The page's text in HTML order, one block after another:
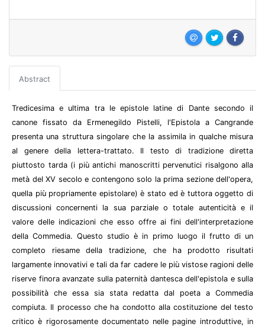
Abstract
Tredicesima e ultima tra le epistole latine di Dante secondo il
canone fissato da Ermenegildo Pistelli, l'Epistola a Cangrande
presenta una struttura singolare che la assimila in qualche misura
al genere della lettera-trattato. Il testo di tradizione diretta
piuttosto tarda (i più antichi manoscritti pervenutici risalgono alla
metà del XV secolo e contengono solo la prima sezione dell'opera,
quella più propriamente epistolare) è stato ed è tuttora oggetto di
discussioni concernenti la sua parziale o totale autenticità e il
valore delle indicazioni che esso offre ai fini dell'interpretazione
della Commedia. Questo studio è in primo luogo il frutto di un
completo riesame della tradizione, che ha prodotto risultati
largamente innovativi e tali da far cadere le più vistose ragioni delle
riserve finora avanzate sulla paternità dantesca dell'epistola e sulla
possibilità che essa sia stata redatta dal poeta a Commedia
compiuta. Il processo che ha condotto alla costituzione del testo
critico è rigorosamente documentato nelle pagine introduttive, in